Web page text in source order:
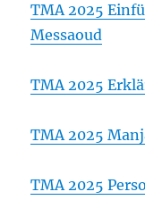
TMA 2025
Messaoud
TMA 2025
TMA 2025
TMA 2025